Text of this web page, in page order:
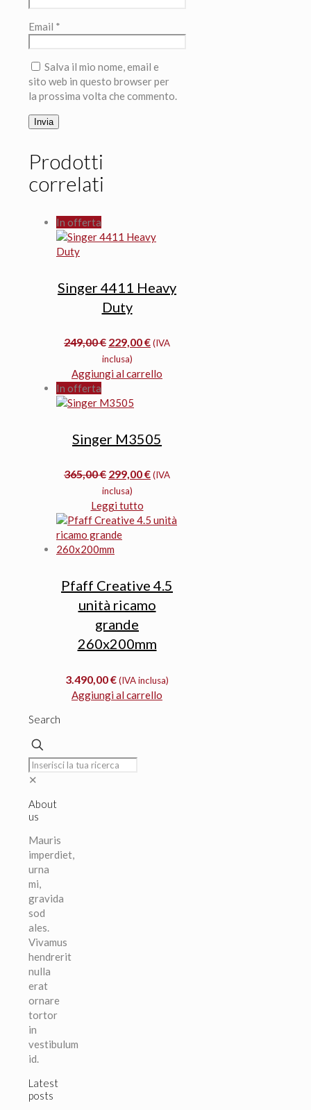
Email *
Salva il mio nome, email e
sito web in questo browser per
la prossima volta che commento.
Prodotti
correlati
In offerta
Singer 4411 Heavy
Duty
249,00€ Il
prezzo
originale
249,00 €.
229,00€Il
attuale
(IVA
inclusa)
Aggiungi al carrello
In offerta
Singer M3505
365,00€ Il
prezzo
originale
era:
365,00 €.
299,00€Il
è:
(IVA
inclusa)
Leggi tutto
Pfaff Creative 4.5
unità ricamo
grande
260x200mm
3.490,00€(IVA inclusa)
Aggiungi al carrello
Search
✕
About
us
Mauris
imperdiet,
urna
mi,
gravida
sod
ales.
Vivamus
hendrerit
nulla
erat
ornare
tortor
in
vestibulum
id.
Latest
posts